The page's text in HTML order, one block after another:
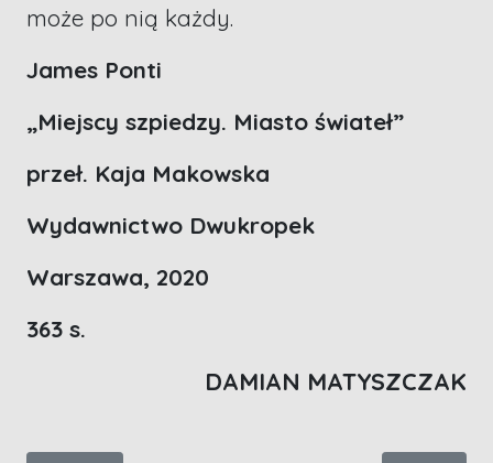
może po nią każdy.
James Ponti
„Miejscy szpiedzy. Miasto świateł”
przeł. Kaja Makowska
Wydawnictwo Dwukropek
Warszawa, 2020
363 s.
DAMIAN MATYSZCZAK